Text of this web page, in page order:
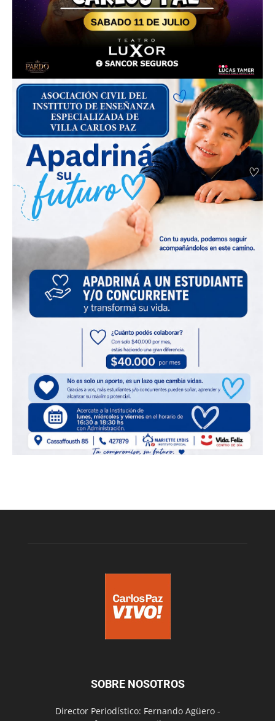
SOBRE NOSOTROS
Director Periodístico: Fernando Agüero -